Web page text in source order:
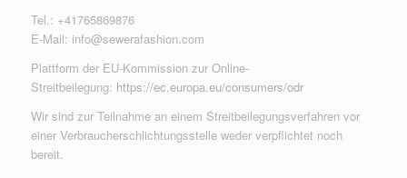
Tel.: +41765869876
E-Mail: info@sewerafashion.com
Plattform der EU-Kommission zur Online-
Streitbeilegung: https://ec.europa.eu/consumers/odr
Wir sind zur Teilnahme an einem Streitbeilegungsverfahren vor
einer Verbraucherschlichtungsstelle weder verpflichtet noch
bereit.